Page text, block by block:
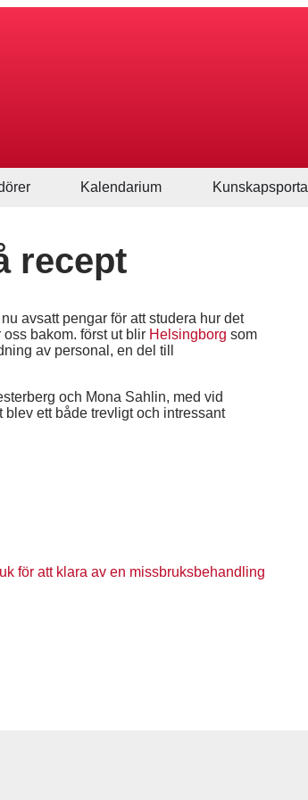
Kalendarium Kunskapsportal
recept
avsatt pengar för att studera hur det
bakom. först ut blir Helsingborg som
av personal, en del till
och Mona Sahlin, med vid
ett både trevligt och intressant
för att klara av en missbruksbehandling